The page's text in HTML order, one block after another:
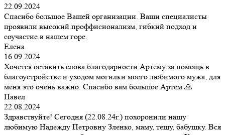
22.09.2024
Спасибо большое Вашей организации. Ваши специалисты
проявили высокий проффисионализм, гибкий подход и
соучастие в нашем горе.
Елена
16.09.2024
Хочется оставить слова благодарности Артёму за помощь в
благоустройстве и уходом могилки моего любимого мужа, для
меня это очень важно. Спасибо вам большое Артём 🙏
Павел
22.08.2024
Здравствуйте! Сегодня (22.08.24г.) похоронили нашу
любимую Надежду Петровну Зленко, маму, тещу, бабушку. Вся